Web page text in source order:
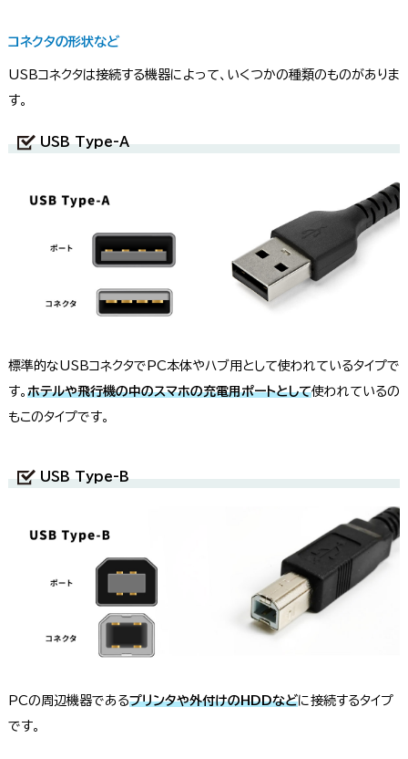
コネクタの形状など
USBコネクタは接続する機器によって、いくつかの種類のものがありま
す。
USB Type-A
標準的なUSBコネクタでPC本体やハブ用として使われているタイプで
す。 ホテルや飛行機の中のスマホの充電用ポートとして使われているの
もこのタイプです。
USB Type-B
PCの周辺機器であるプリンタや外付けのHDDなどに接続するタイプ
です。